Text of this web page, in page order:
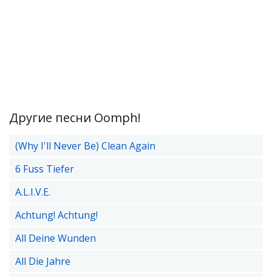
Другие песни Oomph!
(Why I'll Never Be) Clean Again
6 Fuss Tiefer
A.L.I.V.E.
Achtung! Achtung!
All Deine Wunden
All Die Jahre